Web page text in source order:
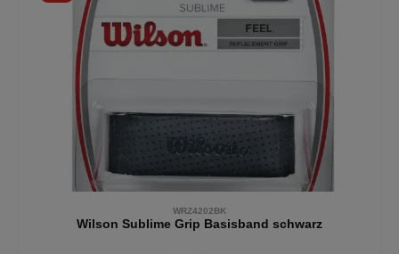
WRZ4202BK
Wilson Sublime Grip Basisband schwarz